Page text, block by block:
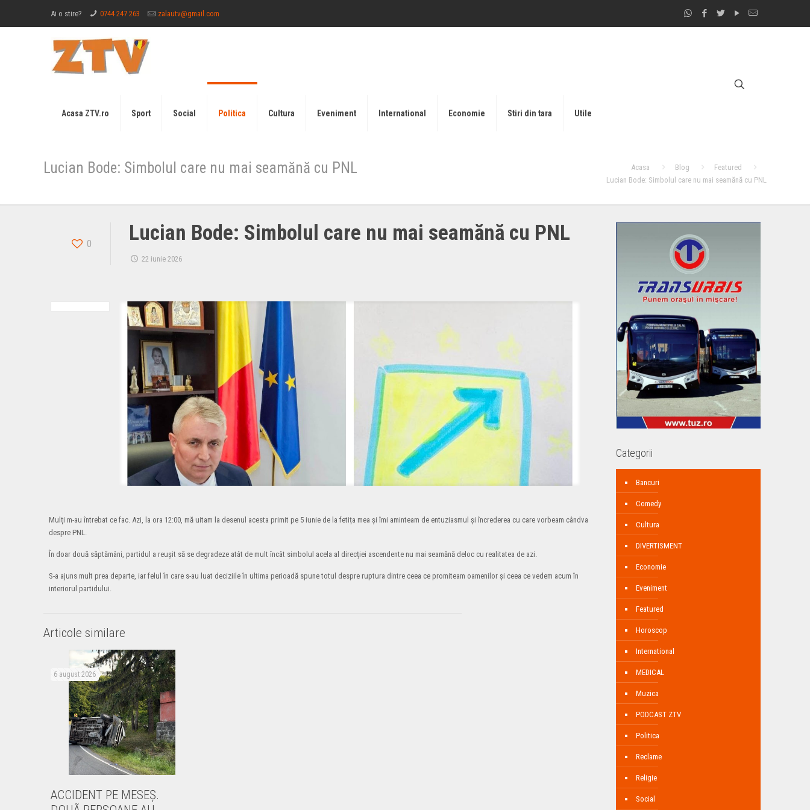
Ai o stire? 0744 247 263 zalautv@gmail.com
Acasa ZTV.ro Sport Social Politica Cultura Eveniment International Economie Stiri din tara Utile
Lucian Bode: Simbolul care nu mai seamănă cu PNL Acasa Blog
Featured
Lucian Bode: Simbolul care nu mai seamănă cu PNL
0 Lucian Bode: Simbolul care nu mai seamănă cu PNL
22 iunie 2026
Mulți m-au întrebat ce fac. Azi, la ora 12:00, mă uitam la desenul acesta primit pe 5 iunie de la fetița mea și îmi aminteam de entuziasmul și încrederea cu care vorbeam cândva
despre PNL.
În doar două săptămâni, partidul a reușit să se degradeze atât de mult încât simbolul acela al direcției ascendente nu mai seamănă deloc cu realitatea de azi.
S-a ajuns mult prea departe, iar felul în care s-au luat deciziile în ultima perioadă spune totul despre ruptura dintre ceea ce promiteam oamenilor și ceea ce vedem acum în
interiorul partidului.
Articole similare
6 august 2026
ACCIDENT PE MESEŞ.
Categorii
Bancuri
Comedy
Cultura
DIVERTISMENT
Economie
Eveniment
Featured
Horoscop
International
MEDICAL
Muzica
PODCAST ZTV
Politica
Reclame
Religie
Social